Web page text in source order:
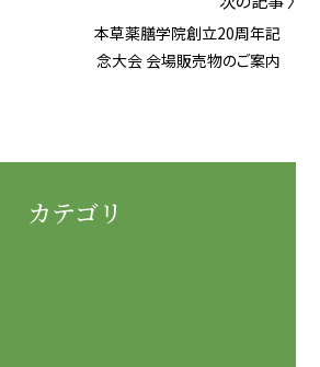
本草薬膳学院創立20周年記
念大会 会場販売物のご案内
カテゴリ